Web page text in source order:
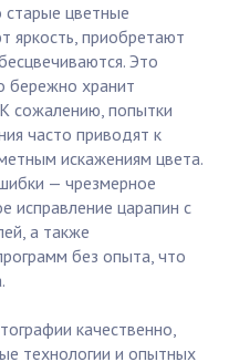
старые цветные
яркость, приобретают
Это
бережно хранит
сожалению, попытки
часто приводят к
искажениям цвета.
— чрезмерное
исправление царапин с
а также
без опыта, что
качественно,
технологии и опытных